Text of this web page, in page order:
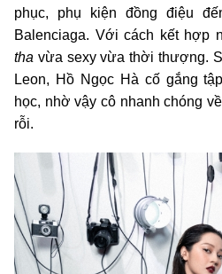
phục, phụ kiện đồng điệu
Balenciaga. Với cách kết hợp
tha vừa sexy vừa thời thượng.
Leon, Hồ Ngọc Hà cố gắng
học, nhờ vậy cô nhanh chóng
rỗi.